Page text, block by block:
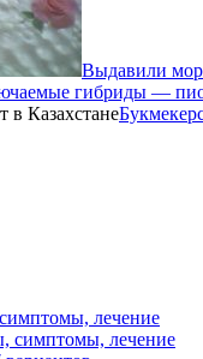
Выдавили
гибриды —
лечение
симптомы, лечение